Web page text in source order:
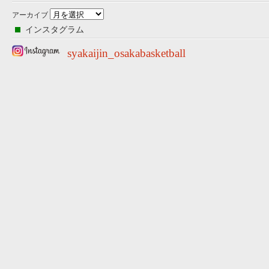
アーカイブ
インスタグラム
syakaijin_osakabasketball